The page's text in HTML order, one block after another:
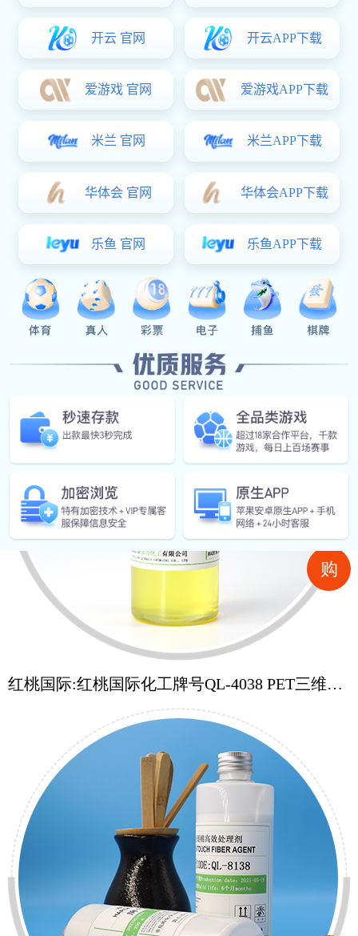
红桃国际:红桃国际涤纶短纤统一油剂QL-108 纺
织柔软剂处理剂
购
红桃国际:红桃国际化工牌号QL-4038 PET三维油4
纺织处理剂